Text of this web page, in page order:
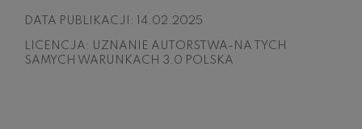
DATA PUBLIKACJI: 14.02.2025
LICENCJA: UZNANIE AUTORSTWA-NA TYCH
SAMYCH WARUNKACH 3.0 POLSKA